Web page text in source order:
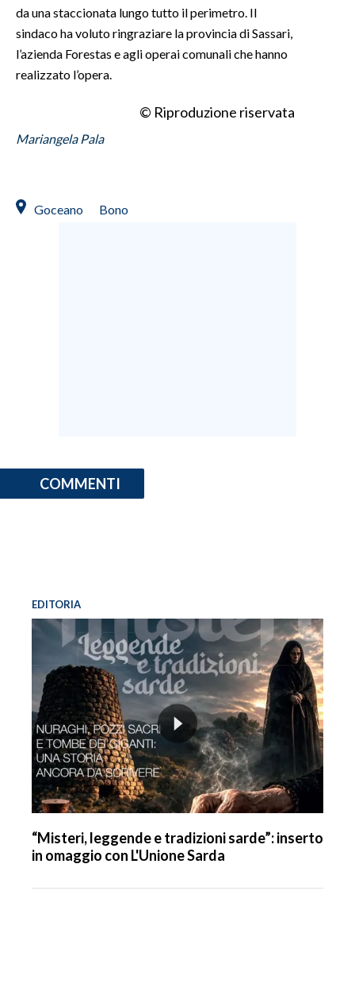
ANNUNCI
NECROLOGI
PUBBLICITÀ
SPIAGGE
da una staccionata lungo tutto il perimetro. Il
sindaco ha voluto ringraziare la provincia di Sassari,
l’azienda Forestas e agli operai comunali che hanno
realizzato l’opera.
© Riproduzione riservata
Mariangela Pala
Goceano Bono
COMMENTI
EDITORIA
“Misteri, leggende e tradizioni sarde”: inserto
in omaggio con L'Unione Sarda